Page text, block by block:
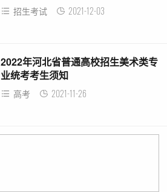
招生考试 2021-12-03
2022年河北省普通高校招生美术类专
业统考考生须知
高考 2021-11-26